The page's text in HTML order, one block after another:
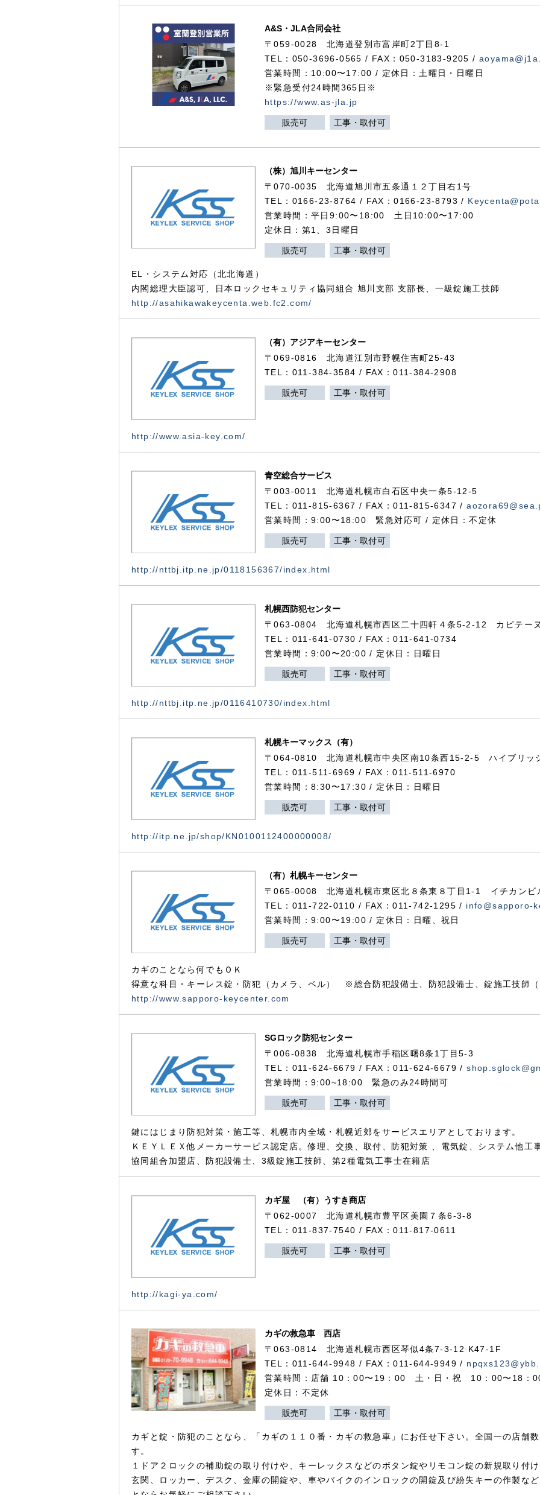
A&S・JLA合同会社
〒059-0028北海道登別市富岸町2丁目 8-1
TEL：050-3696-0565 / FAX：050-3183-9205 /
営業時間：10:00〜17:00 / 定休日：土曜日・日曜日
※緊急受付24時間365日※
https://www.as-jla.jp
販売可 工事・取付可
（株）旭川キーセンター
〒070-0035 北海道旭川市五条通１２丁目右1号
TEL：0166-23-8764 / FAX：0166-23-8793 /
営業時間：平日9:00〜18:00 土日10:00〜17:00
定休日：第1、3日曜日
販売可 工事・取付可
EL・システム対応（北北海道）
内閣総理大臣認可、日本ロックセキュリティ協同組合 旭川支部 支部長、一級錠施工技師
http://asahikawakeycenta.web.fc2.com/
（有）アジアキーセンター
〒069-0816 北海道江別市野幌住吉町25-43
TEL：011-384-3584 / FAX：011-384-2908
販売可 工事・取付可
http://www.asia-key.com/
青空総合サービス
〒003-0011 北海道札幌市白石区中央一条5-12-5
TEL：011-815-6367 / FAX：011-815-6347 /
営業時間：9:00〜18:00 緊急対応可 / 定休日：不定休
販売可 工事・取付可
http://nttbj.itp.ne.jp/0118156367/index.html
札幌西防犯センター
〒063-0804 北海道札幌市西区二十四軒４条5-2-12 カピテー
TEL：011-641-0730 / FAX：011-641-0734
営業時間：9:00〜20:00 / 定休日：日曜日
販売可 工事・取付可
http://nttbj.itp.ne.jp/0116410730/index.html
札幌キーマックス（有）
〒064-0810 北海道札幌市中央区南10条西15-2-5 ハイブリッ
TEL：011-511-6969 / FAX：011-511-6970
営業時間：8:30〜17:30 / 定休日：日曜日
販売可 工事・取付可
http://itp.ne.jp/shop/KN0100112400000008/
（有）札幌キーセンター
〒065-0008 北海道札幌市東区北８条東８丁目1-1 イチカンビ
TEL：011-722-0110 / FAX：011-742-1295 / info@sapporo-
営業時間：9:00〜19:00 / 定休日：日曜、祝日
販売可 工事・取付可
カギのことなら何でもＯＫ
得意な科目・キーレス錠・防犯（カメラ、ベル） ※総合防犯設備士、防犯設備士、錠施工技師
http://www.sapporo-keycenter.com
SGロック防犯センター
〒006-0838 北海道札幌市手稲区曙8条1丁目5-3
TEL：011-624-6679 / FAX：011-624-6679 /
営業時間：9:00~18:00 緊急のみ24時間可
販売可 工事・取付可
鍵にはじまり防犯対策・施工等、札幌市内全域・札幌近郊をサービスエリアとしております。
ＫＥＹＬＥＸ他メーカーサービス認定店。修理、交換、取付、防犯対策 、電気錠、システム他工
協同組合加盟店、防犯設備士、3級錠施工技師、第2種電気工事士在籍店
カギ屋 （有）うすき商店
〒062-0007 北海道札幌市豊平区美園７条6-3-8
TEL：011-837-7540 / FAX：011-817-0611
販売可 工事・取付可
http://kagi-ya.com/
カギの救急車 西店
〒063-0814 北海道札幌市西区琴似4条7-3-12 K47-1F
TEL：011-644-9948 / FAX：011-644-9949 /
営業時間：店舗 10：00〜19：00 土・日・祝 10：00〜18：
定休日：不定休
販売可 工事・取付可
カギと錠・防犯のことなら、「カギの１１０番・カギの救急車」にお任せ下さい。全国一の店舗
す。
１ドア２ロックの補助錠の取り付けや、キーレックスなどのボタン錠やリモコン錠の新規取り付
玄関、ロッカー、デスク、金庫の開錠や、車やバイクのインロックの開錠及び紛失キーの作製な